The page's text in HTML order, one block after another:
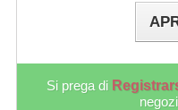
Si prega di